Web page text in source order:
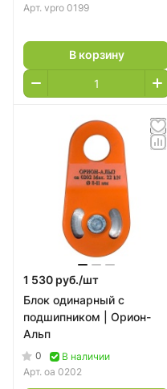
Арт. vpro 0199
В корзину
1 530 руб./шт
Блок одинарный с
подшипником | Орион-
Альп
0
В наличии
Арт. oa 0202